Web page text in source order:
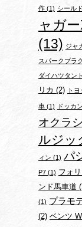
作 (1) シール
ャガ
(13) ジャ
スパークプラ
ダイハツタント
リカ (2) ト
車 (1) ドッカ
オクラ
ルジッ
ィン (1) パ
P7(1) フォ
ンド馬車道
(1) プラモ
(2) ベンツ